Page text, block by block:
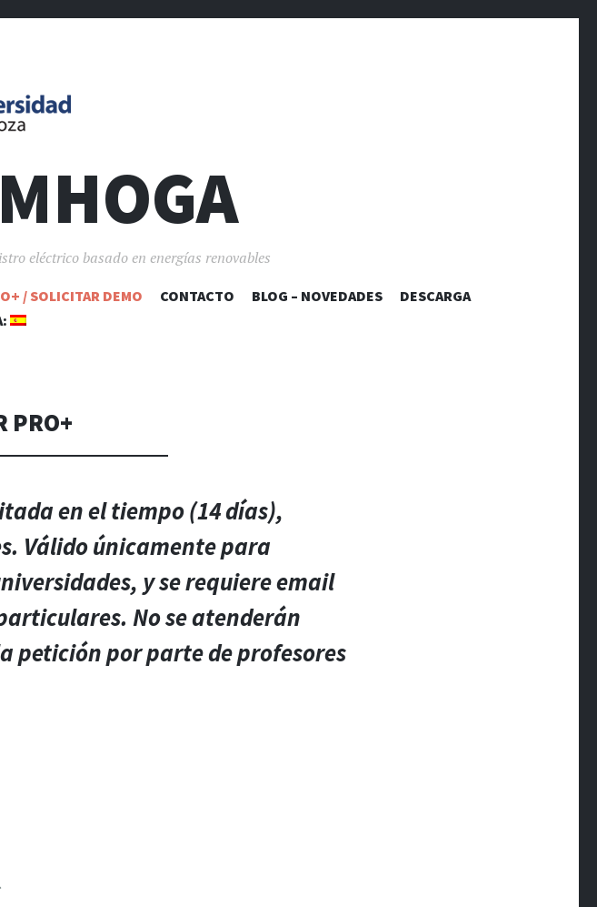
eléctrico basado en energías renovables
AL CONTENIDO
/ SOLICITAR DEMO CONTACTO BLOG – NOVEDADES
DESCARGA
PRO+
en el tiempo (14 días),
Válido únicamente para
y se requiere email
No se atenderán
petición por parte de profesores